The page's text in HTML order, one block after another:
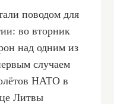
поводом для
во вторник
над одним из
случаем
НАТО в
Литвы